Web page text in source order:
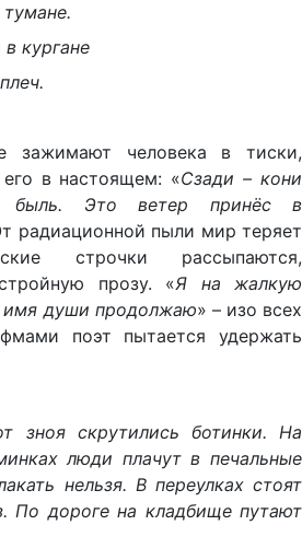
кургане
зажимают человека в тиски,
в настоящем: «Сзади – кони
быль. Это ветер принёс в
радиационной пыли мир теряет
строчки рассыпаются,
прозу. «Я на жалкую
имя души продолжаю» – изо всех
поэт пытается удержать
зноя скрутились ботинки. На
люди плачут в печальные
нельзя. В переулках стоят
По дороге на кладбище путают